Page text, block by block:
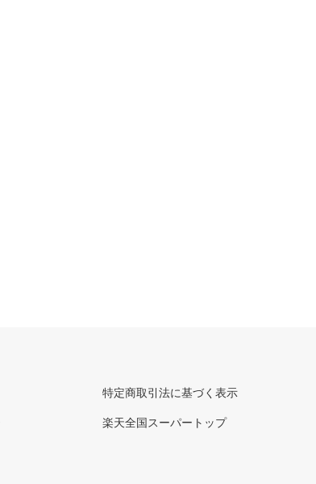
特定商取引法に基づく表示
楽天全国スーパートップ